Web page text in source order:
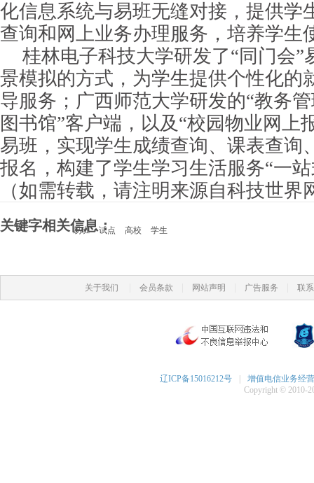
化信息系统与易班无缝对接，提供学
查询和网上业务办理服务，培养学生
桂林电子科技大学研发了“同门会”
景模拟的方式，为学生提供个性化的
导服务；广西师范大学研发的“教务
图书馆”客户端，以及“校园物业网上
易班，实现学生成绩查询、课表查询
报名，构建了学生学习生活服务“一
（如需转载，请注明来源自科技世界
关键字相关信息：
易班 试点 高校 学生
关于我们 会员条款 网站声明 广告服务 联
辽ICP备15016212号
增值电信业务经
Copyright © 2010-